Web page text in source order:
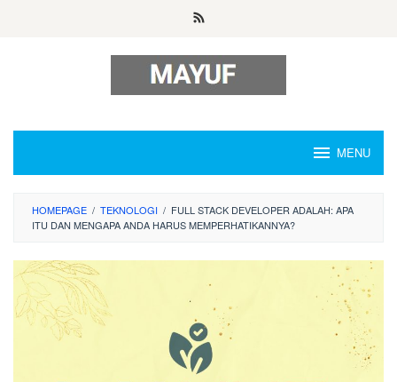
MENU
HOMEPAGE / TEKNOLOGI / FULL STACK DEVELOPER ADALAH: APA
ITU DAN MENGAPA ANDA HARUS MEMPERHATIKANNYA?